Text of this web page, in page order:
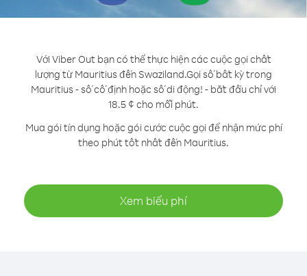
Với Viber Out bạn có thể thực hiện các cuộc gọi chất
lượng từ Mauritius đến Swaziland.Gọi số bất kỳ trong
Mauritius - số cố định hoặc số di động! - bắt đầu chỉ với
18.5 ¢ cho mỗi phút.
Mua gói tín dụng hoặc gói cước cuộc gọi để nhận mức phí
theo phút tốt nhất đến Mauritius.
Xem biểu phí